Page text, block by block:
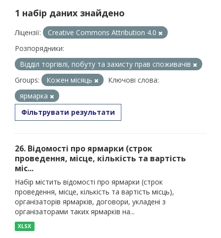
1 набір даних знайдено
Ліцензії:
Creative Commons Attribution 4.0
Розпорядники:
Відділ торгівлі, побуту та захисту прав споживачів
Groups:
Кожен місяць
Ключові слова:
ярмарка
Фільтрувати результати
26. Відомості про ярмарки (строк
проведення, місце, кількість та вартість
міс...
Набір містить відомості про ярмарки (строк
проведення, місце, кількість та вартість місць),
організаторів ярмарків, договори, укладені з
організаторами таких ярмарків на...
XLSX